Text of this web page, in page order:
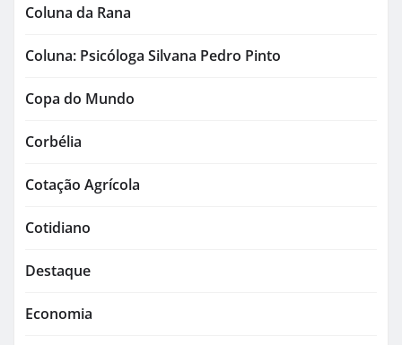
Coluna da Rana
Coluna: Psicóloga Silvana Pedro Pinto
Copa do Mundo
Corbélia
Cotação Agrícola
Cotidiano
Destaque
Economia